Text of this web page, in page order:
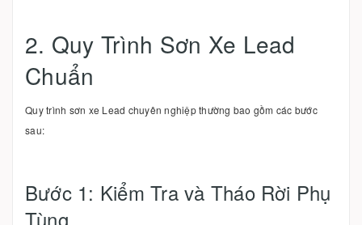
2. Quy Trình Sơn Xe Lead
Chuẩn
Quy trình sơn xe Lead chuyên nghiệp thường bao gồm các bước
sau:
Bước 1: Kiểm Tra và Tháo Rời Phụ
Tùng